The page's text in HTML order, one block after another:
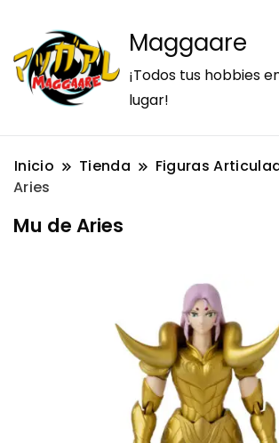
Maggaare
¡Todos tus hobbies
lugar!
Inicio Tienda Figuras
Aries
Mu de Aries